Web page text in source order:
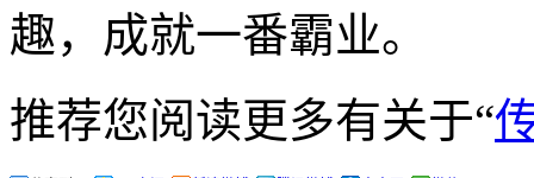
趣，成就一番霸业。
推荐您阅读更多有关于“